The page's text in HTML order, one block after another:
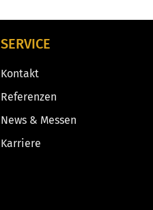
SERVICE
Kontakt
Referenzen
News & Messen
Karriere